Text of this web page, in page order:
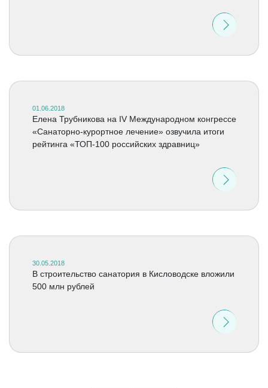
01.06.2018
Елена Трубникова на IV Международном конгрессе
«Санаторно-курортное лечение» озвучила итоги
рейтинга «ТОП-100 российских здравниц»
30.05.2018
В строительство санатория в Кисловодске вложили
500 млн рублей